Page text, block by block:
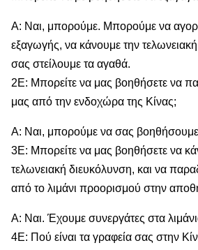
Α: Ναι, μπορούμε. Μπορούμε να
εξαγωγής, να κάνουμε την
σας στείλουμε τα αγαθά.
2Ε: Μπορείτε να μας βοηθήσετε να
μας από την ενδοχώρα της Κίνας;
Α: Ναι, μπορούμε να σας βοηθήσουμε
3Ε: Μπορείτε να μας βοηθήσετε να
τελωνειακή διευκόλυνση, και να
από το λιμάνι προορισμού στην
Α: Ναι. Έχουμε συνεργάτες στα
4Ε: Πού είναι τα γραφεία σας στην